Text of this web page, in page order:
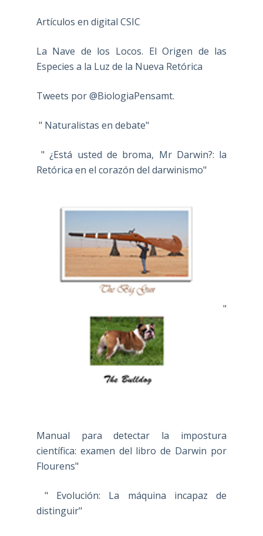
Artículos en digital CSIC
La Nave de los Locos. El Origen de las
Especies a la Luz de la Nueva Retórica
Tweets por @BiologiaPensamt.
" Naturalistas en debate"
" ¿Está usted de broma, Mr Darwin?: la
Retórica en el corazón del darwinismo"
"
Manual para detectar la impostura
científica: examen del libro de Darwin por
Flourens"
" Evolución: La máquina incapaz de
distinguir"